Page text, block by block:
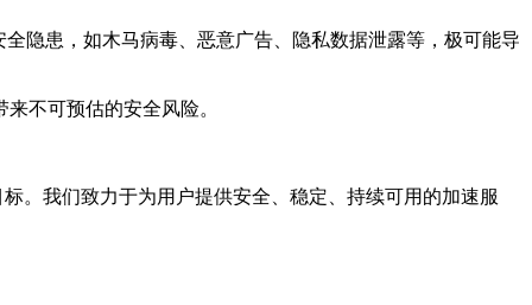
隐患，如木马病毒、恶意广告、隐私数据泄露等，极可能导
不可预估的安全风险。
。我们致力于为用户提供安全、稳定、持续可用的加速服